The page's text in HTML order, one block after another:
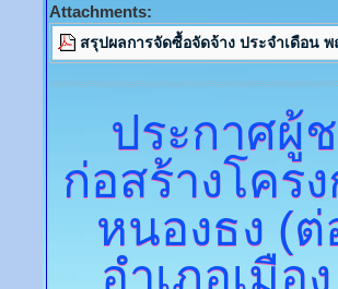
Attachments:
สรุปผลการจัดซื้อจัดจ้าง ประจำเดือน
ประกาศผู้
ก่อสร้างโคร
หนองธง (
อำเภอเมือ